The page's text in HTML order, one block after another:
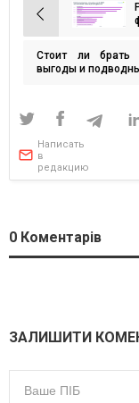
Навигация
по
записям
Стоит ли брать
выгоды и
Написать
в
редакцию
0 Коментарів
ЗАЛИШИТИ